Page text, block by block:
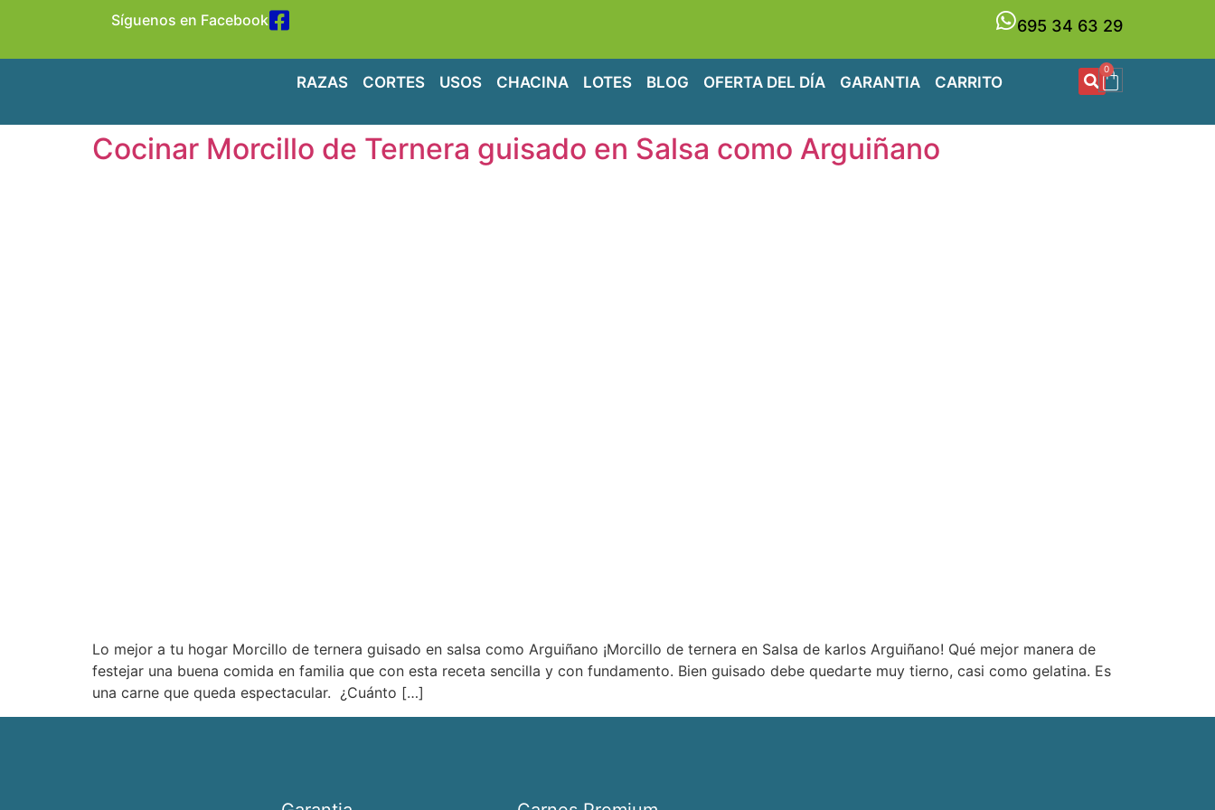
Síguenos en Facebook 695 34 63 29
RAZAS CORTES USOS CHACINA LOTES BLOG OFERTA DEL DÍA GARANTIA CARRITO
0
Cocinar Morcillo de Ternera guisado en Salsa como Arguiñano
Lo mejor a tu hogar Morcillo de ternera guisado en salsa como Arguiñano ¡Morcillo de ternera en Salsa de karlos Arguiñano! Qué mejor manera de
festejar una buena comida en familia que con esta receta sencilla y con fundamento. Bien guisado debe quedarte muy tierno, casi como gelatina. Es
una carne que queda espectacular. ¿Cuánto […]